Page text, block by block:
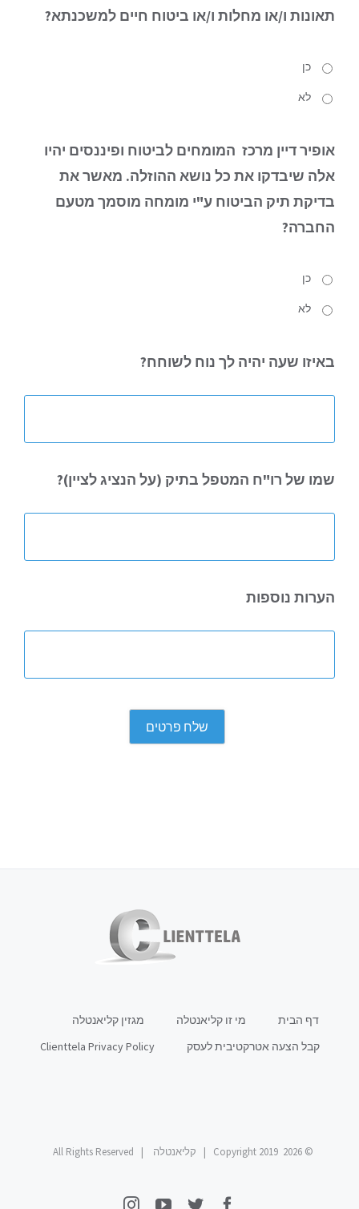
תאונות ו/או מחלות ו/או ביטוח חיים למשכנתא?
כן
לא
אופיר דיין מרכז המומחים לביטוח ופיננסים יהיו
אלה שיבדקו את כל נושא ההוזלה. מאשר את
בדיקת תיק הביטוח ע"י מומחה מוסמך מטעם
החברה?
כן
לא
באיזו שעה יהיה לך נוח לשוחח?
שמו של רו"ח המטפל בתיק (על הנציג לציין)?
הערות נוספות
דף הבית מי זו קליאנטלה
מגזין קליאנטלה
קבל הצעה אטרקטיבית לעסק
Clienttela Privacy Policy
© Copyright 2019 2026 | קליאנטלה | All Rights Reserved
Facebook
Twitter
YouTube
Instagram